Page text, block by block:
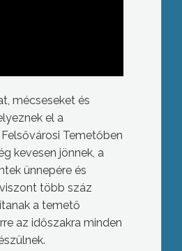
mécseseket és
el a
Temetőben
kevesen jönnek, a
ünnepére és
több száz
a temető
az időszakra minden